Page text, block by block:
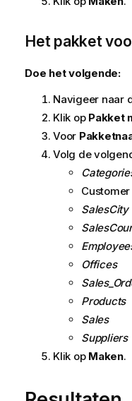
Het pakket
Doe het volgende:
Navigeer naar
Klik op Pakket
Voor
Volg de
Customer
SalesCity
Offices
Products
Sales
Suppliers
Klik op Maken.